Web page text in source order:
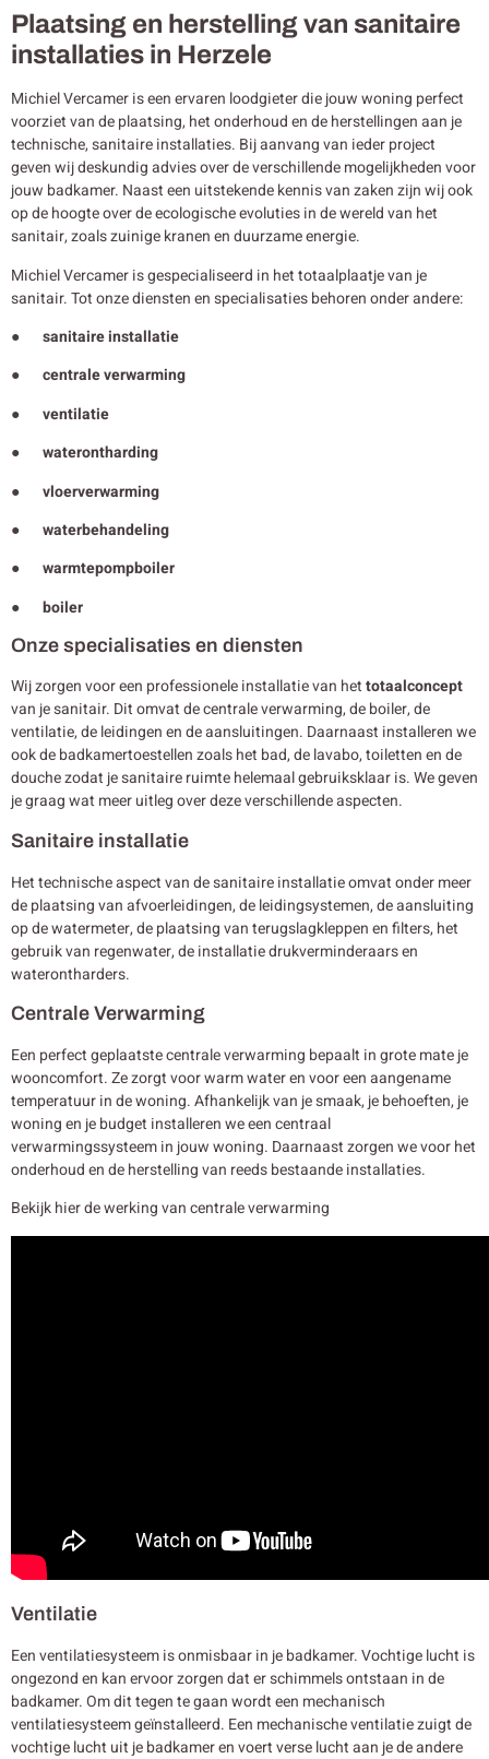
Plaatsing en herstelling van sanitaire
installaties in Herzele
Michiel Vercamer is een ervaren loodgieter die jouw woning perfect
voorziet van de plaatsing, het onderhoud en de herstellingen aan je
technische, sanitaire installaties. Bij aanvang van ieder project
geven wij deskundig advies over de verschillende mogelijkheden voor
jouw badkamer. Naast een uitstekende kennis van zaken zijn wij ook
op de hoogte over de ecologische evoluties in de wereld van het
sanitair, zoals zuinige kranen en duurzame energie.
Michiel Vercamer is gespecialiseerd in het totaalplaatje van je
sanitair. Tot onze diensten en specialisaties behoren onder andere:
● sanitaire installatie
● centrale verwarming
● ventilatie
● waterontharding
● vloerverwarming
● waterbehandeling
● warmtepompboiler
● boiler
Onze specialisaties en diensten
Wij zorgen voor een professionele installatie van hettotaalconcept
van je sanitair. Dit omvat de centrale verwarming, de boiler, de
ventilatie, de leidingen en de aansluitingen. Daarnaast installeren we
ook de badkamertoestellen zoals het bad, de lavabo, toiletten en de
douche zodat je sanitaire ruimte helemaal gebruiksklaar is. We geven
je graag wat meer uitleg over deze verschillende aspecten.
Sanitaire installatie
Het technische aspect van de sanitaire installatie omvat onder meer
de plaatsing van afvoerleidingen, de leidingsystemen, de aansluiting
op de watermeter, de plaatsing van terugslagkleppen en filters, het
gebruik van regenwater, de installatie drukverminderaars en
waterontharders.
Centrale Verwarming
Een perfect geplaatste centrale verwarming bepaalt in grote mate je
wooncomfort. Ze zorgt voor warm water en voor een aangename
temperatuur in de woning. Afhankelijk van je smaak, je behoeften, je
woning en je budget installeren we een centraal
verwarmingssysteem in jouw woning. Daarnaast zorgen we voor het
onderhoud en de herstelling van reeds bestaande installaties.
Bekijk hier de werking van centrale verwarming
Ventilatie
Een ventilatiesysteem is onmisbaar in je badkamer. Vochtige lucht is
ongezond en kan ervoor zorgen dat er schimmels ontstaan in de
badkamer. Om dit tegen te gaan wordt een mechanisch
ventilatiesysteem geïnstalleerd. Een mechanische ventilatie zuigt de
vochtige lucht uit je badkamer en voert verse lucht aan je de andere